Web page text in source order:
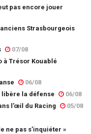
pas encore jouer
Strasbourgeois
07/08
à Trésor Kouablé
06/08
libère la défense
06/08
l’œil du Racing
05/08
ne pas s’inquiéter »